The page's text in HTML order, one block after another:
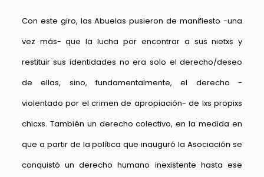
Con este giro, las Abuelas pusieron de manifiesto -una
vez más- que la lucha por encontrar a sus nietxs y
restituir sus identidades no era solo el derecho/deseo
de ellas, sino, fundamentalmente, el derecho -
violentado por el crimen de apropiación- de lxs propixs
chicxs. También un derecho colectivo, en la medida en
que a partir de la política que inauguró la Asociación se
conquistó un derecho humano inexistente hasta ese